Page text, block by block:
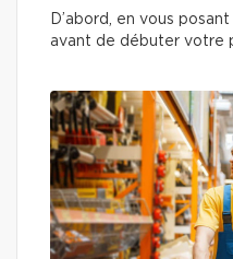
D’abord, en vous
avant de débuter votre